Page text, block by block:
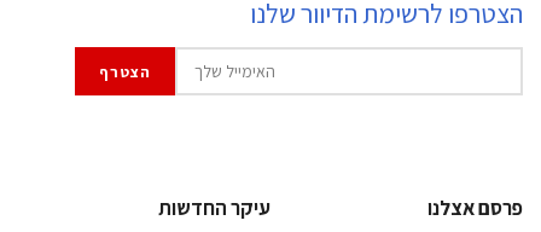
הצטרפו לרשימת הדיוור שלנו
פרסם אצלנו
עיקר החדשות